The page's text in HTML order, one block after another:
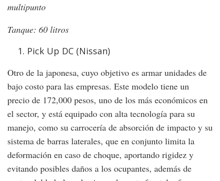
multipunto
Tanque: 60 litros
Pick Up DC (Nissan)
Otro de la japonesa, cuyo objetivo es armar unidades de
bajo costo para las empresas. Este modelo tiene un
precio de 172,000 pesos, uno de los más económicos en
el sector, y está equipado con alta tecnología para su
manejo, como su carrocería de absorción de impacto y su
sistema de barras laterales, que en conjunto limita la
deformación en caso de choque, aportando rigidez y
evitando posibles daños a los ocupantes, además de